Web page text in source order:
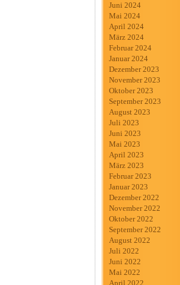
Juni 2024
Mai 2024
April 2024
März 2024
Februar 2024
Januar 2024
Dezember 2023
November 2023
Oktober 2023
September 2023
August 2023
Juli 2023
Juni 2023
Mai 2023
April 2023
März 2023
Februar 2023
Januar 2023
Dezember 2022
November 2022
Oktober 2022
September 2022
August 2022
Juli 2022
Juni 2022
Mai 2022
April 2022